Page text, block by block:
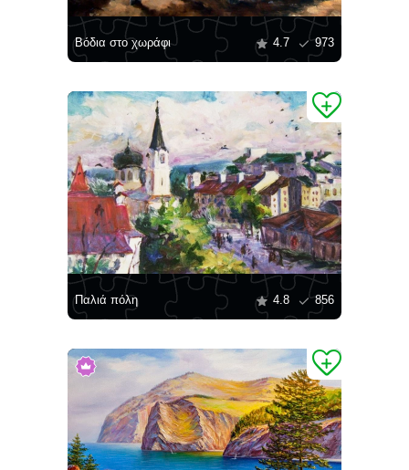
Βόδια στο χωράφι 4.7 973
Παλιά πόλη 4.8 856